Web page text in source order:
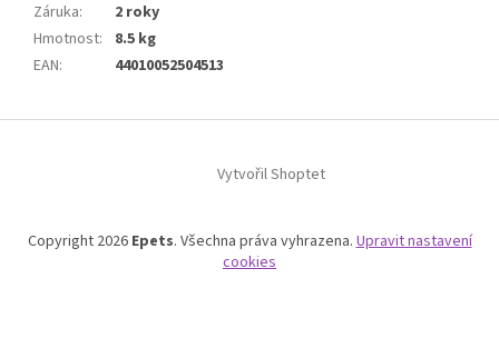
Záruka:
2 roky
Hmotnost:
8.5 kg
EAN: 44010052504513
Z
Vytvořil Shoptet
Copyright 2026 Epets. Všechna práva vyhrazena.Upravit nastavení
cookies